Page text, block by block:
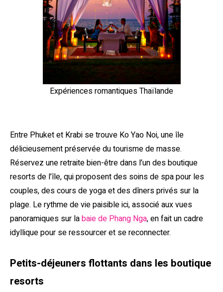
Expériences romantiques Thaïlande
Entre Phuket et Krabi se trouve Ko Yao Noi, une île
délicieusement préservée du tourisme de masse.
Réservez une retraite bien-être dans l’un des boutique
resorts de l’île, qui proposent des soins de spa pour les
couples, des cours de yoga et des dîners privés sur la
plage. Le rythme de vie paisible ici, associé aux vues
panoramiques sur labaie de Phang Nga, en fait un cadre
idyllique pour se ressourcer et se reconnecter.
Petits-déjeuners flottants dans les boutique
resorts